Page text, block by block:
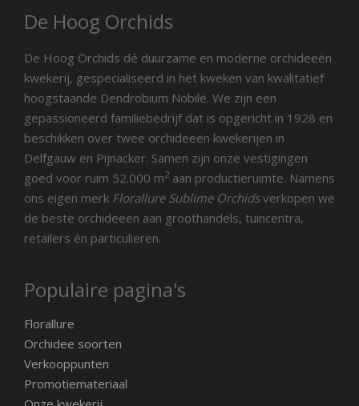
De Hoog Orchids
De Hoog Orchids dé duurzame en moderne orchideeën
kwekerij, gespecialiseerd in het kweken van kwalitatief
hoogstaande Dendrobium Nobilé. We zijn een
gepassioneerd familiebedrijf dat is opgericht in 1928 en
beschikken over twee orchideeën kwekerijen in
Delfgauw en Pijnacker. Samen zijn onze vestigingen
goed voor ruim 52.000 m2 aan productieruimte. Namens
ons eigen merk Florallure Sublime Orchidsverkopen we
de beste orchideeën aan groothandels, tuincentra,
retailers én particulieren.
Populaire pagina's
Florallure
Orchidee soorten
Verkooppunten
Promotiemateriaal